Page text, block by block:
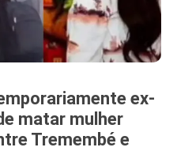
ex-
matar mulher
Tremembé e